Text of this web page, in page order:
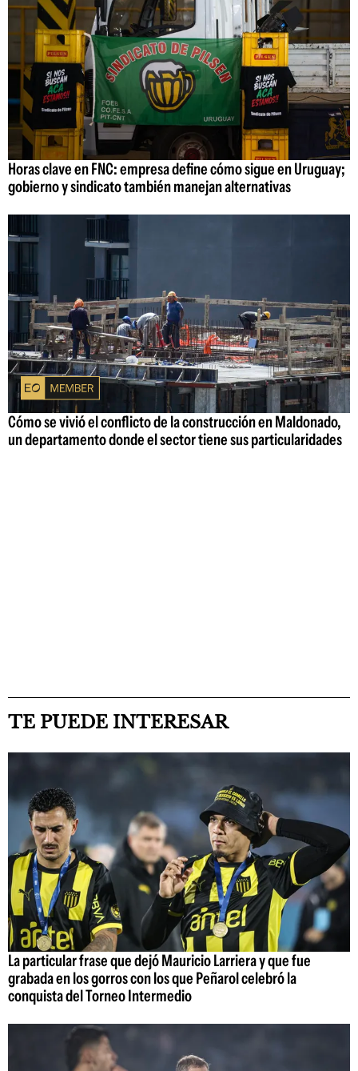
Horas clave en FNC: empresa define cómo sigue en Uruguay;
gobierno y sindicato también manejan alternativas
Cómo se vivió el conflicto de la construcción en Maldonado,
un departamento donde el sector tiene sus particularidades
TE PUEDE INTERESAR
La particular frase que dejó Mauricio Larriera y que fue
grabada en los gorros con los que Peñarol celebró la
conquista del Torneo Intermedio